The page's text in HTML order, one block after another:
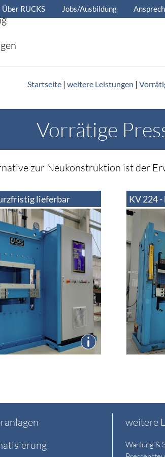
Über RUCKS Jobs/Ausbildung
Startseite | weitere Leistungen |
Vorrätige
zur Neukonstruktion ist der
lieferbar KV 224
weitere
Wartung &